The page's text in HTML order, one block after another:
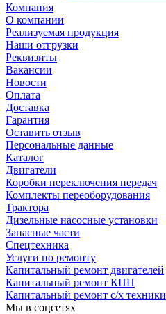
Компания
О компании
Реализуемая продукция
Наши отгрузки
Реквизиты
Вакансии
Новости
Оплата
Доставка
Гарантия
Оставить отзыв
Персональные данные
Каталог
Двигатели
Коробки переключения передач
Комплекты переоборудования
Трактора
Дизельные насосные установки
Запасные части
Спецтехника
Услуги по ремонту
Капитальный ремонт двигателей
Капитальный ремонт КПП
Капитальный ремонт с/х техники
Мы в соцсетях